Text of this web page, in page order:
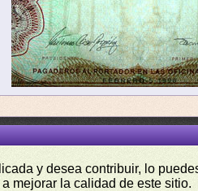
y desea contribuir, lo
mejorar la calidad de este sitio.